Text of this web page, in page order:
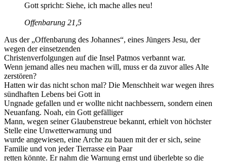
Gott spricht: Siehe, ich mache alles neu!
Offenbarung 21,5
Aus der „Offenbarung des Johannes“, eines Jüngers Jesu, der
wegen der einsetzenden
Christenverfolgungen auf die Insel Patmos verbannt war.
Wenn jemand alles neu machen will, muss er da zuvor alles Alte
zerstören?
Hatten wir das nicht schon mal? Die Menschheit war wegen ihres
sündhaften Lebens bei Gott in
Ungnade gefallen und er wollte nicht nachbessern, sondern einen
Neuanfang. Noah, ein Gott gefälliger
Mann, wegen seiner Glaubenstreue bekannt, erhielt von höchster
Stelle eine Unwetterwarnung und
wurde angewiesen, eine Arche zu bauen mit der er sich, seine
Familie und von jeder Tierrasse ein Paar
retten könnte. Er nahm die Warnung ernst und überlebte so die